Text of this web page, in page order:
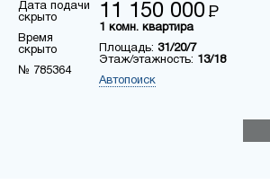
Дата подачи
скрыто
Время
скрыто
№ 785364
11 150 000 Р
1 комн. квартира
Площадь: 31/20/7
Этаж/этажность: 13/18
Автопоиск